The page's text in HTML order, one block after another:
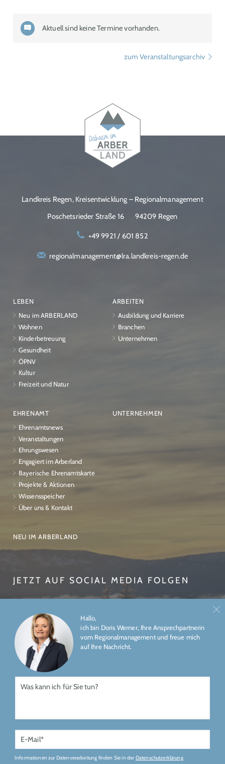
Aktuell sind keine Termine vorhanden.
zum Veranstaltungsarchiv
Hallo,
ich bin Doris Werner, Ihre Ansprechpartnerin
vom Regionalmanagement und freue mich
auf Ihre Nachricht.
Informationen zur Datenverarbeitung finden Sie in der Datenschutzerklärung
Landkreis Regen, Kreisentwicklung – Regionalmanagement
Poschetsrieder Straße 16
94209 Regen
+49 9921 / 601 852
regionalmanagement@lra.landkreis-regen.de
LEBEN
Neu im ARBERLAND
Wohnen
Kinderbetreuung
Gesundheit
ÖPNV
Kultur
Freizeit und Natur
ARBEITEN
Ausbildung und Karriere
Branchen
Unternehmen
EHRENAMT
Ehrenamtsnews
Veranstaltungen
Ehrungswesen
Engagiert im Arberland
Bayerische Ehrenamtskarte
Projekte & Aktionen
Wissensspeicher
Über uns & Kontakt
UNTERNEHMEN
NEU IM ARBERLAND
JETZT AUF SOCIAL MEDIA FOLGEN
Gefördert durch